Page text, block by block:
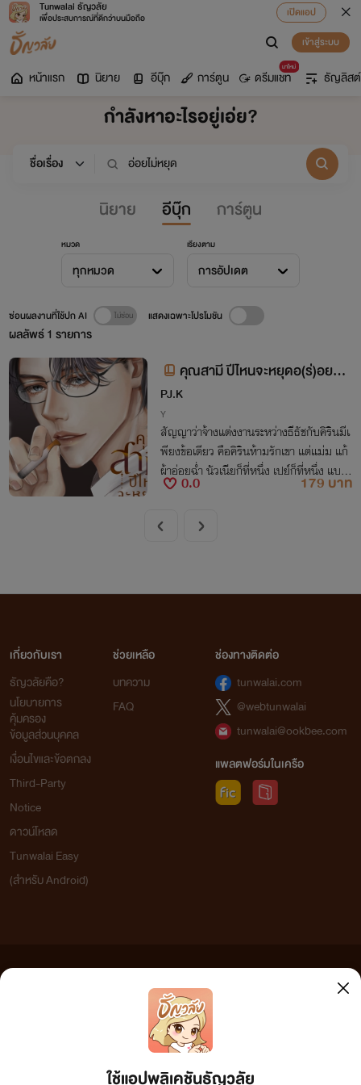
Tunwalai ธัญวลัย
เพื่อประสบการณ์ที่ดีกว่าบนมือถือ
เปิดแอป
เข้าสู่ระบบ
หน้าแรก นิยาย อีบุ๊ก การ์ตูน
มาใหม่
ดรีมแชท ธัญลิสต์
กำลังหาอะไรอยู่เอ่ย?
นิยาย อีบุ๊ก การ์ตูน
หมวด
ทุกหมวด
เรียงตาม
การอัปเดต
ผลลัพธ์1 รายการ
ซ่อนผลงานที่ใช้ปก AI แสดงเฉพาะโปรโมชัน
คุณสามี ปีไหนจะหยุดอ(ร่)อยครั
บ! (อ่านฟรี)
PJ.K
Y
สัญญาว่าจ้างแต่งงานระหว่างธีธัชกับคิรินมีเ
พียงข้อเดียว คือคิรินห้ามรักเขา แต่แม่ม แก้
ผ้าอ่อยฉ่ำ นัวเนียก็ที่หนึ่ง เปย์ก็ที่หนึ่ง แบบ
นี้แล้ว...ใครสงสารคิรินบ้าง!!!
0.0 179 บาท
ใช้แอปพลิเคชันธัญวลัย
เกี่ยวกับเรา
ธัญวลัยคือ?
นโยบายการ
คุ้มครอง
ข้อมูลส่วนบุคคล
เงื่อนไขและข้อตกลง
Third-Party
Notice
ดาวน์โหลด
Tunwalai Easy
(สำหรับ Android)
ช่วยเหลือ
บทความ
FAQ
ช่องทางติดต่อ
tunwalai.com
@webtunwalai
tunwalai@ookbee.com
แพลตฟอร์มในเครือ
เว็บไซต์แห่งนี้ไม่ได้เห็นด้วยและไม่ขอรับผิดชอบต่อข้อความใดๆ ทั้งสิ้น ดังนั้นผู้อ่านทุกท่านโปรดใช้
วิจารณญาณในการกลั่นกรองด้วยตนเอง และหากท่านพบข้อความใดๆ ที่ขัดต่อกฎหมายและศีลธรรม
กรุณาแจ้งมาที่ tunwalai@ookbee.com เพื่อทีมงานจะได้ดำเนินการในทันที ทั้งนี้ ทางเว็บไซต์ขอสงวน
ลิขสิทธิ์ตามพระราชบัญญัติลิขสิทธิ์ (ฉบับเพิ่มเติม) พ.ศ.2558